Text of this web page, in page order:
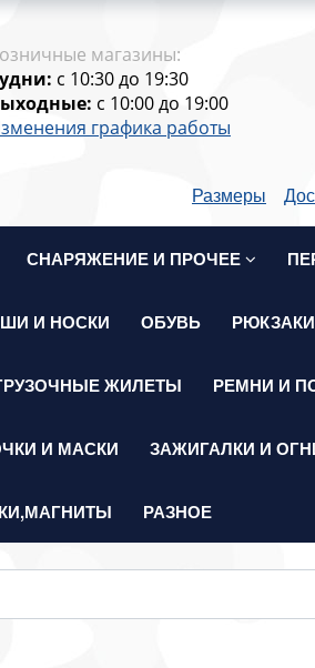
магазины:
c 10:30 до 19:30
c 10:00 до 19:00
графика работы
Размеры
СНАРЯЖЕНИЕ И ПРОЧЕЕ
И НОСКИ ОБУВЬ
ЖИЛЕТЫ РЕМНИ И
И МАСКИ ЗАЖИГАЛКИ И
РАЗНОЕ